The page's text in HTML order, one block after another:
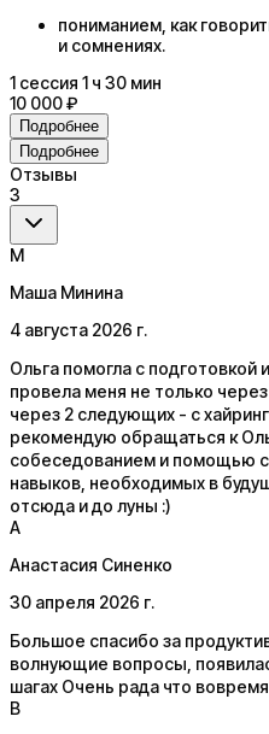
пониманием, как
и сомнениях.
1 сессия 1 ч 30 мин
10 000 ₽
Подробнее
Подробнее
Отзывы
3
М
Маша Минина
4 августа 2026 г.
Ольга помогла с
провела меня не только
через 2 следующих - с
рекомендую обращаться к
собеседованием и помощью
навыков, необходимых в
отсюда и до луны :)
А
Анастасия Синенко
30 апреля 2026 г.
Большое спасибо за
волнующие вопросы,
шагах Очень рада что
В